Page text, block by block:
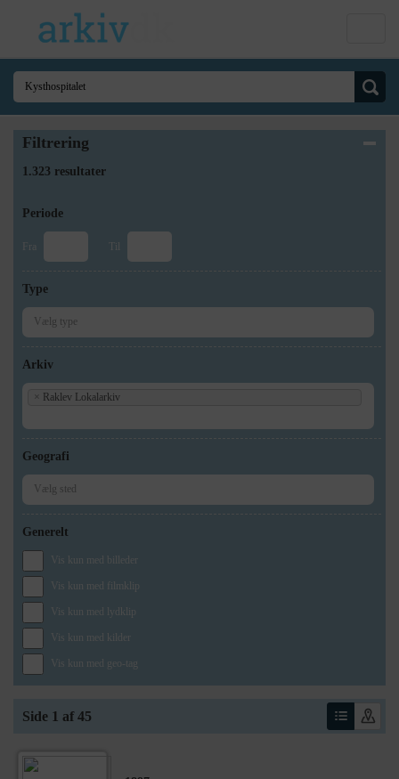
Filtrering
1.323 resultater
Periode
Fra Til
Type
Arkiv
× Raklev Lokalarkiv
Geografi
Generelt
Vis kun med billeder
Vis kun med filmklip
Vis kun med lydklip
Vis kun med kilder
Vis kun med geo-tag
Side 1 af 45